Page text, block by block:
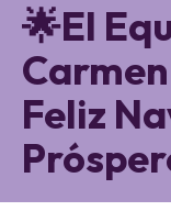
🌟El
Feliz